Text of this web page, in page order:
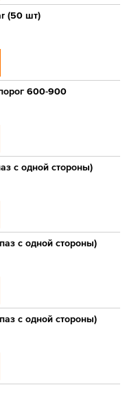
(50 шт)
600-900
с одной стороны)
с одной стороны)
с одной стороны)